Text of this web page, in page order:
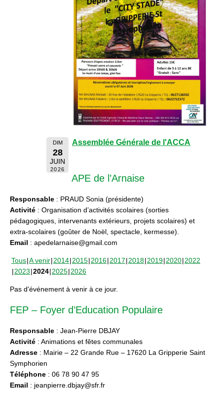
DIM
28
JUIN
2026
Assemblée Générale de l'ACCA
APE de l’Arnaise
Responsable : PRAUD Sonia (présidente)
Activité : Organisation d’activités scolaires (sorties
pédagogiques, intervenants extérieurs, projets scolaires) et
extra-scolaires (goûter de Noël, spectacle, kermesse).
Email : apedelarnaise@gmail.com
Tous A venir 2014 2015 2016 2017 2018 2019 2020 2022
2023 2024 2025 2026
Pas d'événement à venir à ce jour.
FEP – Foyer d’Education Populaire
Responsable : Jean-Pierre DBJAY
Activité : Animations et fêtes communales
Adresse : Mairie – 22 Grande Rue – 17620 La Gripperie Saint
Symphorien
Téléphone : 06 78 90 47 95
Email : jeanpierre.dbjay@sfr.fr